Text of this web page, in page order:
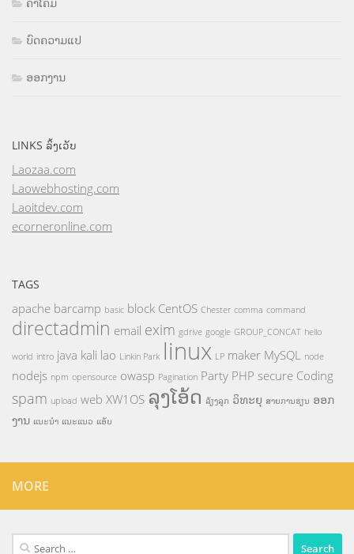
ບົດຄວາມແປ
ອອກງານ
LINKS ລິ້ງເວັບ
Laozaa.com
Laowebhosting.com
Laoitdev.com
ecorneronline.com
TAGS
apache barcamp basic block CentOS Chester comma command
directadmin email exim gdrive google GROUP_CONCAT hello
world intro java kali lao Linkin Park linux LP maker MySQL node
nodejs npm opensource owasp Pagination Party PHP secure Coding
spam upload web XW1OS ລຸງໂອ້ດ ລ້ຽງລູກ ວິທະຍຸ ສາຍການຮຽນ ອອກ
ງານ ແນະນຳ ແນະແນວ ແອັບ
MORE
Search